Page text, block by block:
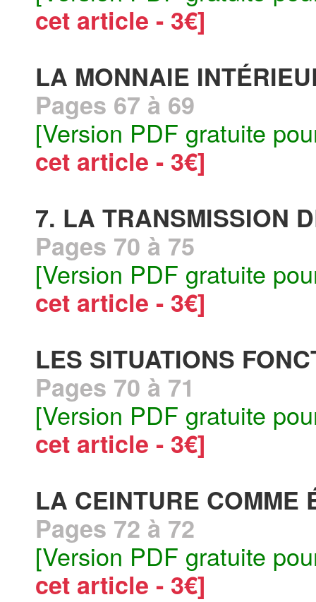
cet article - 3€]
LA MONNAIE
Pages 67 à 69
[Version PDF gratuite
cet article - 3€]
7. LA TRANSMISSION
Pages 70 à 75
[Version PDF gratuite
cet article - 3€]
LES SITUATIONS
Pages 70 à 71
[Version PDF gratuite
cet article - 3€]
LA CEINTURE COMME
Pages 72 à 72
[Version PDF gratuite
cet article - 3€]